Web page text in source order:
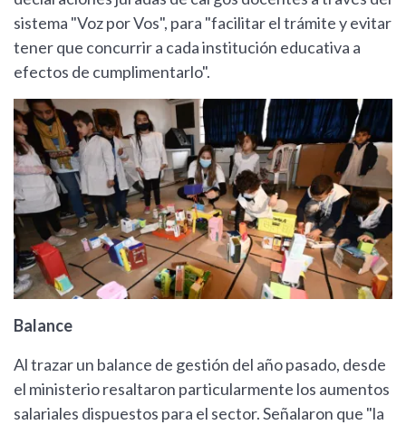
sistema "Voz por Vos", para "facilitar el trámite y evitar
tener que concurrir a cada institución educativa a
efectos de cumplimentarlo".
Balance
Al trazar un balance de gestión del año pasado, desde
el ministerio resaltaron particularmente los aumentos
salariales dispuestos para el sector. Señalaron que "la